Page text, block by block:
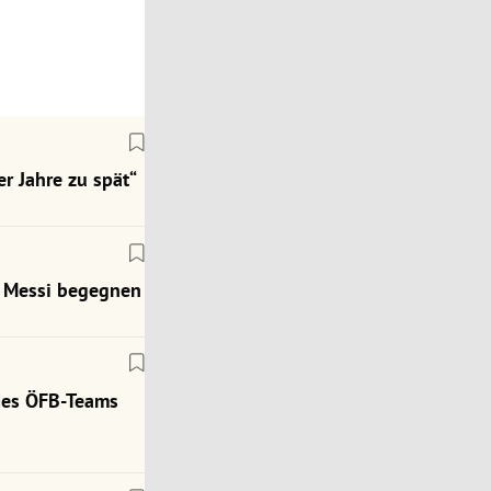
Jahre zu spät“
begegnen
ÖFB-Teams